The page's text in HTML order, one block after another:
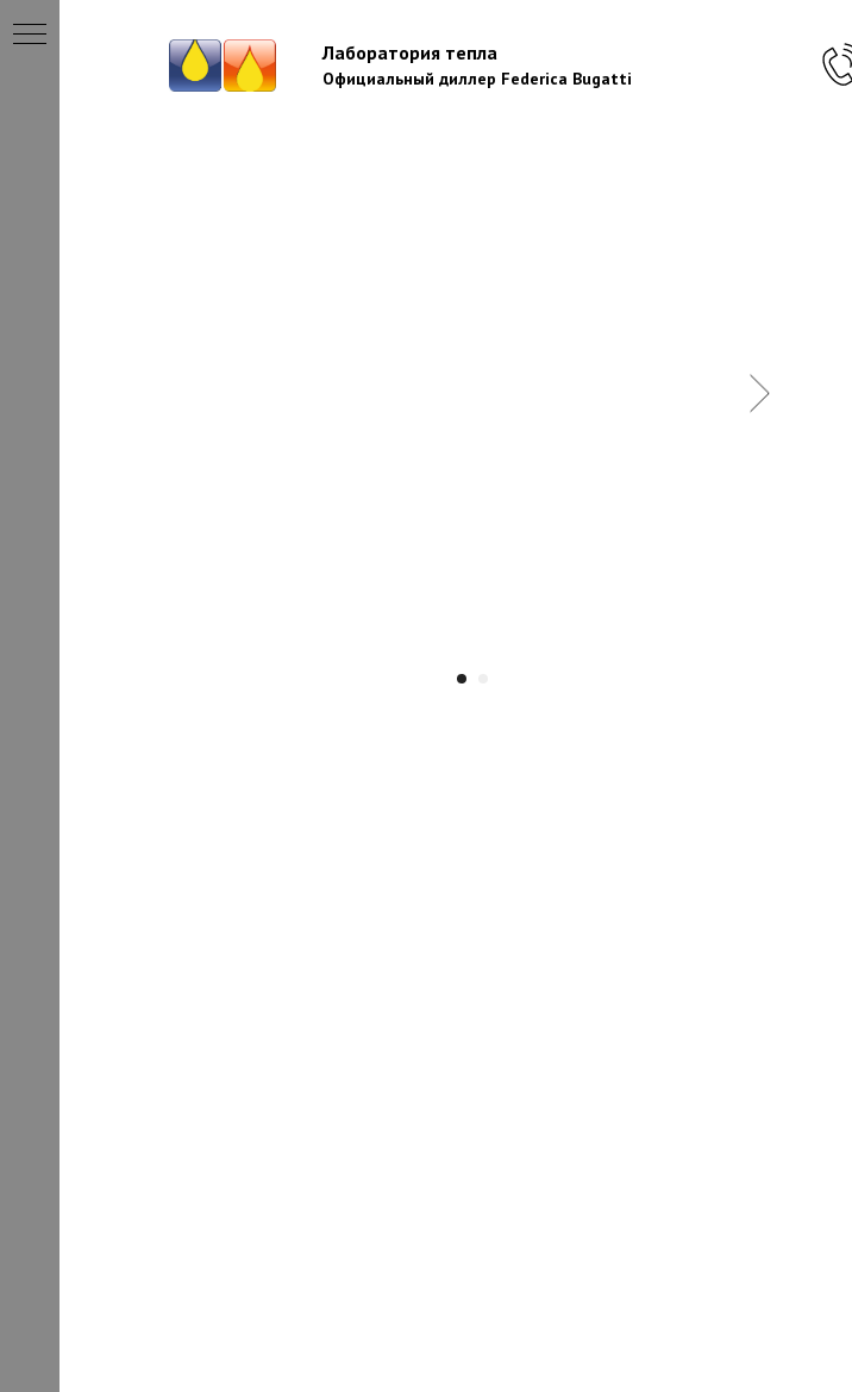
Лаборатория тепла
Официальный диллер Federica Bugatti